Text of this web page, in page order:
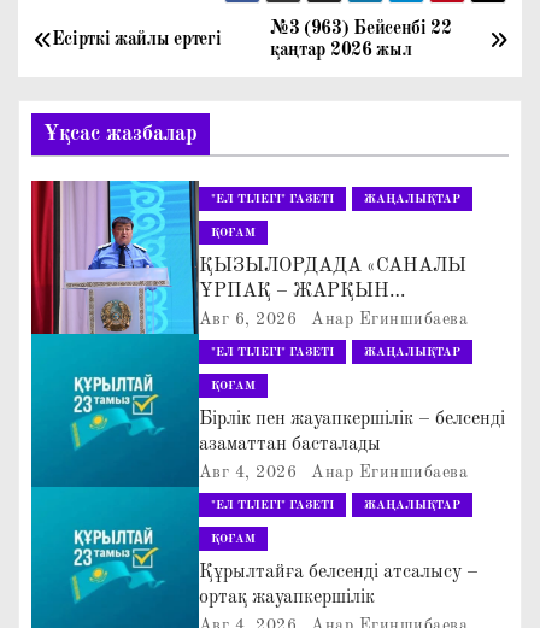
Н
в
и
г
а
ц
п
№3 (963) Бейсенбі 22
қаңтар 2026 жыл
Есірткі жайлы ертегі
Ұқсас жазбалар
"ЕЛ ТІЛЕГІ" ГАЗЕТІ ЖАҢАЛЫҚТАР
ҚОҒАМ
ҚЫЗЫЛОРДАДА «САНАЛЫ
ҰРПАҚ – ЖАРҚЫН
БОЛАШАҚ» АТТЫ
КЕҢЕЙТІЛГЕН МӘЖІЛІС ӨТТІ
Авг 6, 2026 Анар Егиншибаева
"ЕЛ ТІЛЕГІ" ГАЗЕТІ ЖАҢАЛЫҚТАР
ҚОҒАМ
Бірлік пен жауапкершілік – белсенді
азаматтан басталады
Авг 4, 2026 Анар Егиншибаева
"ЕЛ ТІЛЕГІ" ГАЗЕТІ ЖАҢАЛЫҚТАР
ҚОҒАМ
Құрылтайға белсенді атсалысу –
ортақ жауапкершілік